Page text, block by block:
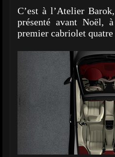
C’est à l’Atelier
présenté avant Noël,
premier cabriolet